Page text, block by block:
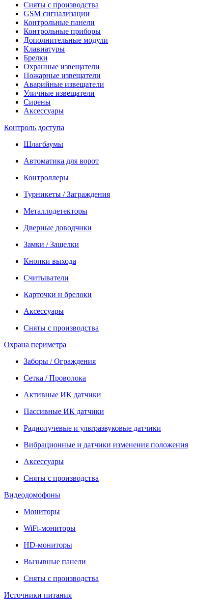
Сняты с производства
GSM сигнализации
Контрольные панели
Контрольные приборы
Дополнительные модули
Клавиатуры
Брелки
Охранные извещатели
Пожарные извещатели
Аварийные извещатели
Уличные извещатели
Сирены
Аксессуары
Контроль доступа
Шлагбаумы
Автоматика для ворот
Контроллеры
Турникеты / Заграждения
Металлодетекторы
Дверные доводчики
Замки / Защелки
Кнопки выхода
Считыватели
Карточки и брелоки
Аксессуары
Сняты с производства
Охрана периметра
Заборы / Ограждения
Сетка / Проволока
Активные ИК датчики
Пассивные ИК датчики
Радиолучевые и ультразвуковые датчики
Вибрационные и датчики изменения положения
Аксессуары
Сняты с производства
Видеодомофоны
Мониторы
WiFi-мониторы
HD-мониторы
Вызывные панели
Сняты с производства
Источники питания